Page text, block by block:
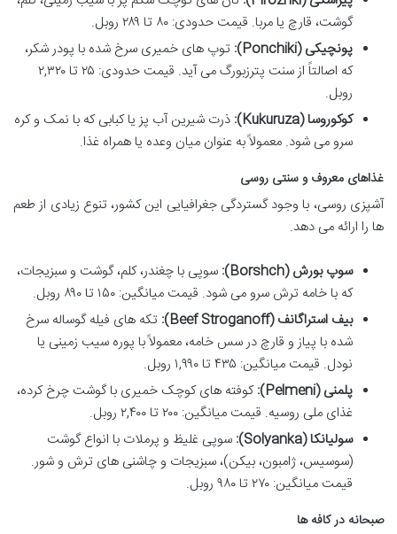
گوشت، قارچ یا مربا. قیمت حدودی: ۸۰ تا ۲۸۹ روبل.
پونچیکی (Ponchiki):
توپ های خمیری سرخ شده با پودر شکر،
که اصالتاً از سنت پترزبورگ می آید. قیمت حدودی: ۲۵ تا ۲,۳۲۰
روبل.
کوکوروسا (Kukuruza):
ذرت شیرین آب پز یا کبابی که با نمک و کره
سرو می شود. معمولاً به عنوان میان وعده یا همراه غذا.
غذاهای معروف و سنتی روسی
آشپزی روسی، با وجود گستردگی جغرافیایی این کشور، تنوع زیادی از طعم
ها را ارائه می دهد.
سوپ بورش (Borshch):
سوپی با چغندر، کلم، گوشت و سبزیجات،
که با خامه ترش سرو می شود. قیمت میانگین: ۱۵۰ تا ۸۹۰ روبل.
بیف استراگانف (Beef Stroganoff):
تکه های فیله گوساله سرخ
شده با پیاز و قارچ در سس خامه، معمولاً با پوره سیب زمینی یا
نودل. قیمت میانگین: ۴۳۵ تا ۱,۹۹۰ روبل.
پلمنی (Pelmeni):
کوفته های کوچک خمیری با گوشت چرخ کرده،
غذای ملی روسیه. قیمت میانگین: ۲۰۰ تا ۲,۴۰۰ روبل.
سولیانکا (Solyanka):
سوپی غلیظ و پرملات با انواع گوشت
(سوسیس، ژامبون، بیکن)، سبزیجات و چاشنی های ترش و شور.
قیمت میانگین: ۲۷۰ تا ۹۸۰ روبل.
صبحانه در کافه ها